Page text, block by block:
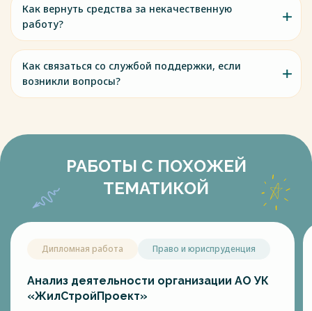
Как вернуть средства за некачественную
работу?
Как связаться со службой поддержки, если
возникли вопросы?
РАБОТЫ С ПОХОЖЕЙ
ТЕМАТИКОЙ
Дипломная работа Право и юриспруденция
Анализ деятельности организации АО УК
«ЖилСтройПроект»